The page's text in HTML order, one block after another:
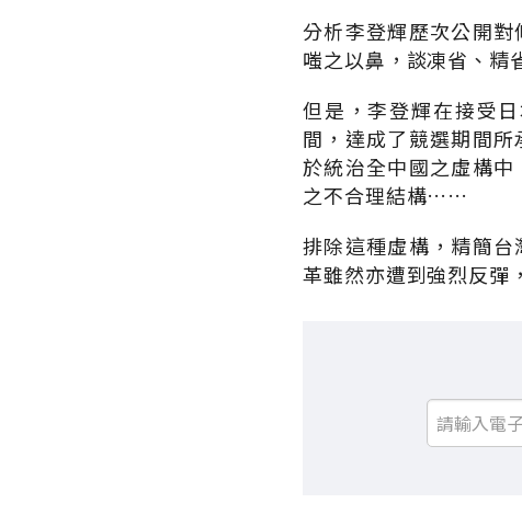
分析李登輝歷次公開
嗤之以鼻，談凍省、精
但是，李登輝在接受
間，達成了競選期間
於統治全中國之虛構
之不合理結構……
排除這種虛構，精簡
革雖然亦遭到強烈反彈